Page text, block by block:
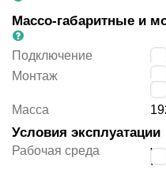
Массо-габаритные и
Подключение
Монтаж
с
Масса
Условия эксплуатации
Рабочая среда